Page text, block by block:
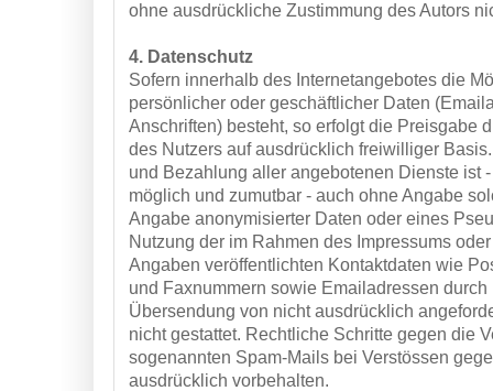
ohne ausdrückliche Zustimmung des Autors
4. Datenschutz
Sofern innerhalb des Internetangebotes die
persönlicher oder geschäftlicher Daten
Anschriften) besteht, so erfolgt die Preisgabe
des Nutzers auf ausdrücklich freiwilliger
und Bezahlung aller angebotenen Dienste ist
möglich und zumutbar - auch ohne Angabe
Angabe anonymisierter Daten oder eines
Nutzung der im Rahmen des Impressums
Angaben veröffentlichten Kontaktdaten wie
und Faxnummern sowie Emailadressen durch
Übersendung von nicht ausdrücklich
nicht gestattet. Rechtliche Schritte gegen die
sogenannten Spam-Mails bei Verstössen
ausdrücklich vorbehalten.